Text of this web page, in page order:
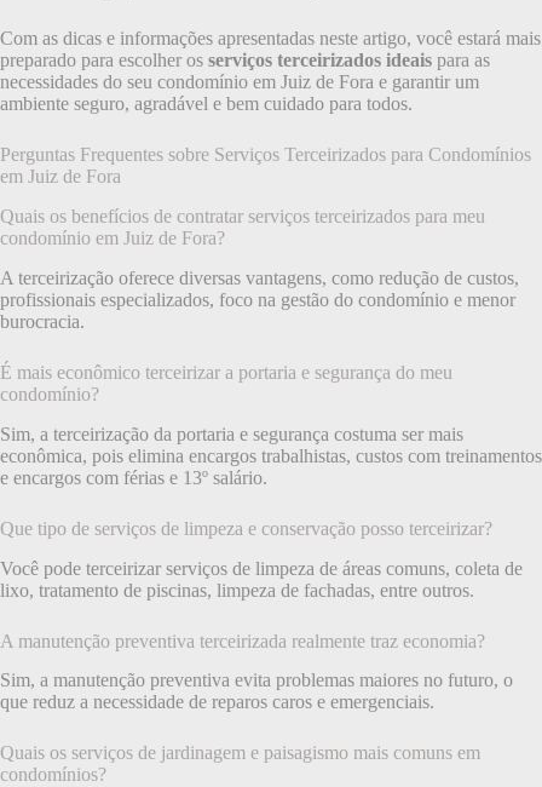
Com as dicas e informações apresentadas neste artigo, você estará mais
preparado para escolher os serviços terceirizados ideais para as
necessidades do seu condomínio em Juiz de Fora e garantir um
ambiente seguro, agradável e bem cuidado para todos.
Perguntas Frequentes sobre Serviços Terceirizados para Condomínios
em Juiz de Fora
Quais os benefícios de contratar serviços terceirizados para meu
condomínio em Juiz de Fora?
A terceirização oferece diversas vantagens, como redução de custos,
profissionais especializados, foco na gestão do condomínio e menor
burocracia.
É mais econômico terceirizar a portaria e segurança do meu
condomínio?
Sim, a terceirização da portaria e segurança costuma ser mais
econômica, pois elimina encargos trabalhistas, custos com treinamentos
e encargos com férias e 13º salário.
Que tipo de serviços de limpeza e conservação posso terceirizar?
Você pode terceirizar serviços de limpeza de áreas comuns, coleta de
lixo, tratamento de piscinas, limpeza de fachadas, entre outros.
A manutenção preventiva terceirizada realmente traz economia?
Sim, a manutenção preventiva evita problemas maiores no futuro, o
que reduz a necessidade de reparos caros e emergenciais.
Quais os serviços de jardinagem e paisagismo mais comuns em
condomínios?